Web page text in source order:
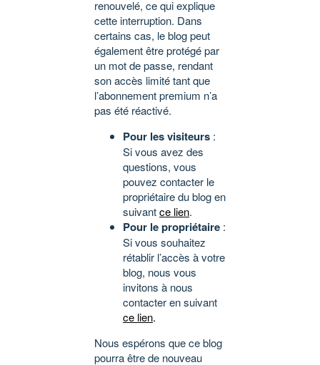
renouvelé, ce qui explique
cette interruption. Dans
certains cas, le blog peut
également être protégé par
un mot de passe, rendant
son accès limité tant que
l’abonnement premium n’a
pas été réactivé.
Pour les visiteurs :
Si vous avez des
questions, vous
pouvez contacter le
propriétaire du blog en
suivantce lien.
Pour le propriétaire :
Si vous souhaitez
rétablir l’accès à votre
blog, nous vous
invitons à nous
contacter en suivant
ce lien.
Nous espérons que ce blog
pourra être de nouveau